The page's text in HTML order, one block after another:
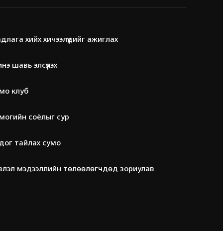
хийх хичээлүүдийг ажиглах
шавь элсүүлэх
клуб
соёлыг сур
тайлах сумо
мэдээллийн төлөөлөгчдөд зориулав